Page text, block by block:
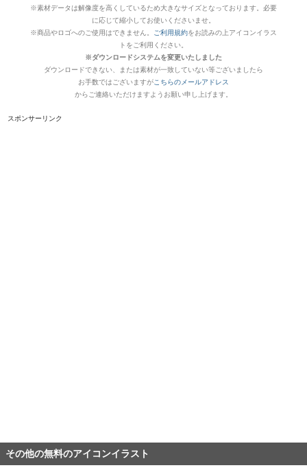
※素材データは解像度を高くしているため大きなサイズとなっております。必要
に応じて縮小してお使いくださいませ。
※商品やロゴへのご使用はできません。
ご利用規約をお読みの上アイコンイラス
トをご利用ください。
※ダウンロードシステムを変更いたしました
ダウンロードできない、または素材が一致していない等ございましたら
お手数ではございますがこちらのメールアドレス
からご連絡いただけますようお願い申し上げます。
スポンサーリンク
その他の無料のアイコンイラスト